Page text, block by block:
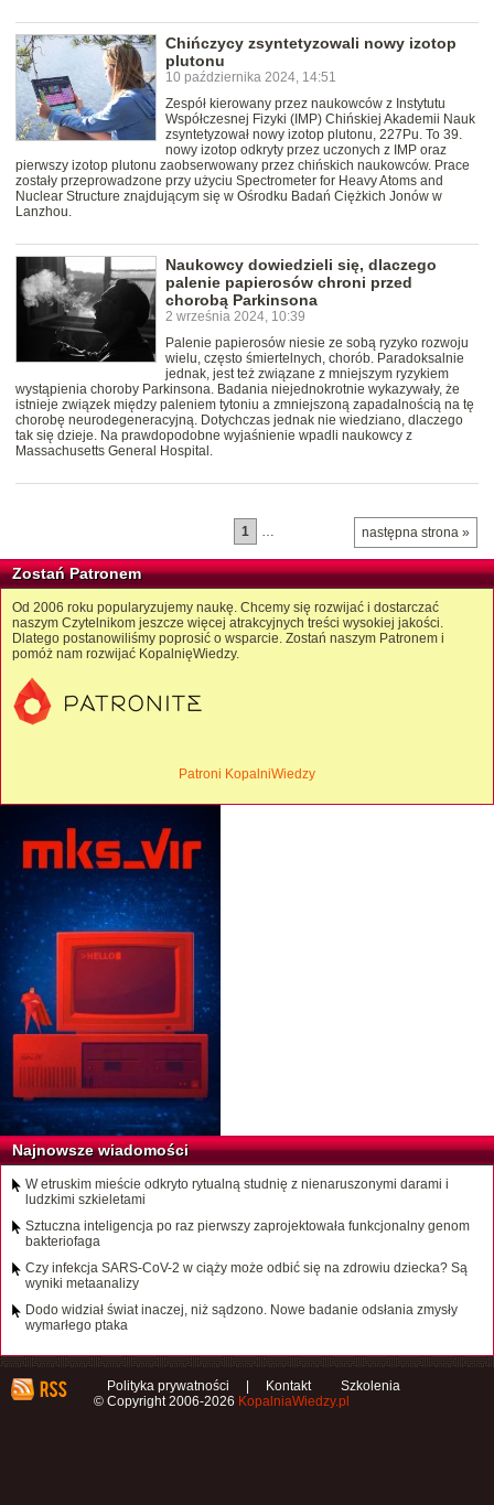
Chińczycy zsyntetyzowali nowy izotop
plutonu
10 października 2024, 14:51
Zespół kierowany przez naukowców z Instytutu
Współczesnej Fizyki (IMP) Chińskiej Akademii Nauk
zsyntetyzował nowy izotop plutonu, 227Pu. To 39.
nowy izotop odkryty przez uczonych z IMP oraz
pierwszy izotop plutonu zaobserwowany przez chińskich naukowców. Prace
zostały przeprowadzone przy użyciu Spectrometer for Heavy Atoms and
Nuclear Structure znajdującym się w Ośrodku Badań Ciężkich Jonów w
Lanzhou.
Naukowcy dowiedzieli się, dlaczego
palenie papierosów chroni przed
chorobą Parkinsona
2 września 2024, 10:39
Palenie papierosów niesie ze sobą ryzyko rozwoju
wielu, często śmiertelnych, chorób. Paradoksalnie
jednak, jest też związane z mniejszym ryzykiem
wystąpienia choroby Parkinsona. Badania niejednokrotnie wykazywały, że
istnieje związek między paleniem tytoniu a zmniejszoną zapadalnością na tę
chorobę neurodegeneracyjną. Dotychczas jednak nie wiedziano, dlaczego
tak się dzieje. Na prawdopodobne wyjaśnienie wpadli naukowcy z
Massachusetts General Hospital.
następna strona »
1 …
Zostań Patronem
Od 2006 roku popularyzujemy naukę. Chcemy się rozwijać i dostarczać
naszym Czytelnikom jeszcze więcej atrakcyjnych treści wysokiej jakości.
Dlatego postanowiliśmy poprosić o wsparcie. Zostań naszym Patronem i
pomóż nam rozwijać KopalnięWiedzy.
Patroni KopalniWiedzy
Najnowsze wiadomości
W etruskim mieście odkryto rytualną studnię z nienaruszonymi darami i
ludzkimi szkieletami
Sztuczna inteligencja po raz pierwszy zaprojektowała funkcjonalny genom
bakteriofaga
Czy infekcja SARS-CoV-2 w ciąży może odbić się na zdrowiu dziecka? Są
wyniki metaanalizy
Dodo widział świat inaczej, niż sądzono. Nowe badanie odsłania zmysły
wymarłego ptaka
Polityka prywatności Kontakt
Szkolenia
© Copyright 2006-2026 KopalniaWiedzy.pl